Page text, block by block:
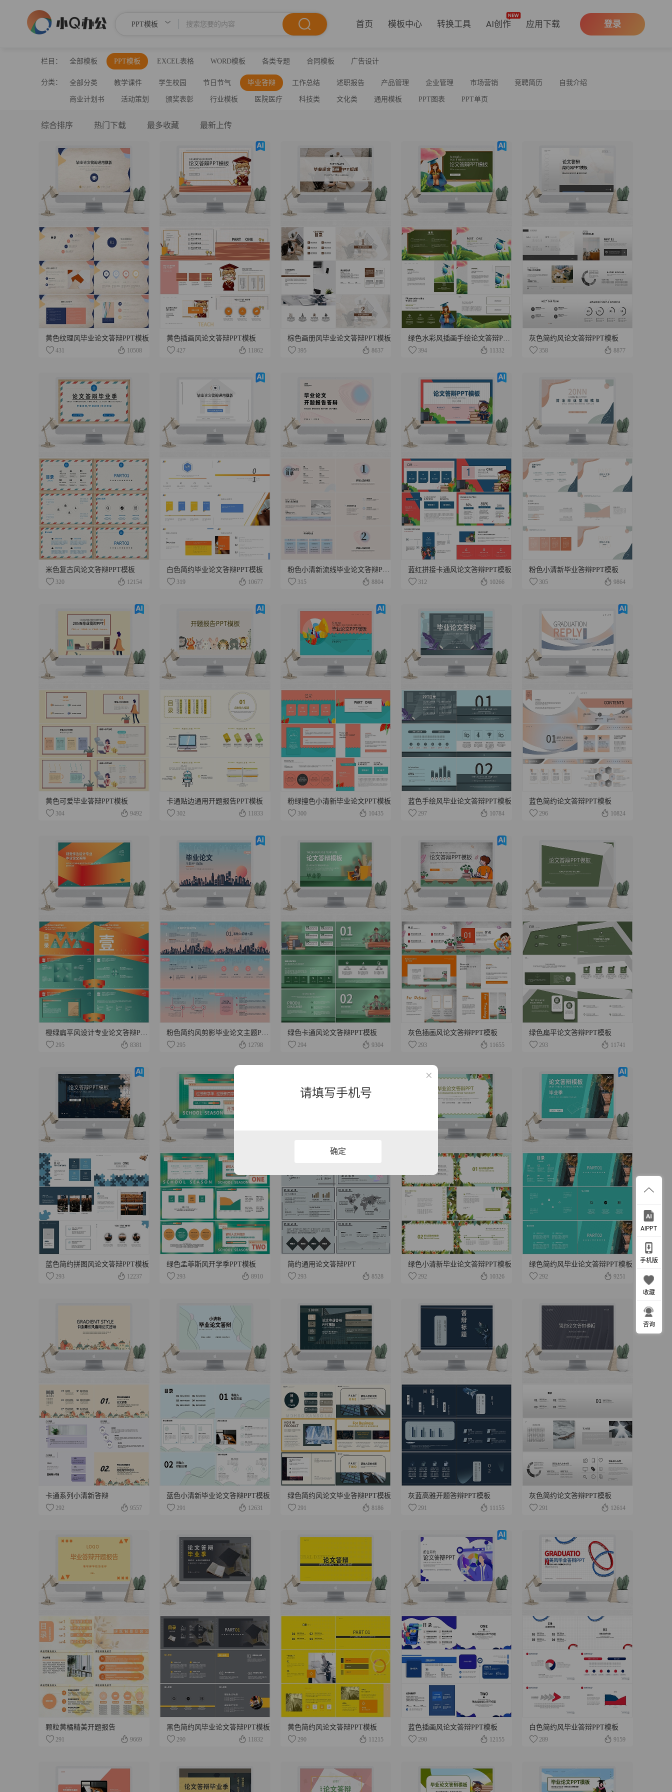
PPT模板 首页 模板中心 转换工具 AI创作 应用下载 登录
栏目： 全部模板 PPT模板 EXCEL表格 WORD模板 各类专题 合同模板 广告设计
分类： 全部分类 教学课件 学生校园 节日节气 毕业答辩 工作总结 述职报告 产品管理 企业管理 市场营销 竞聘简历 自我介绍
商业计划书 活动策划 颁奖表彰 行业模板 医院医疗 科技类 文化类 通用模板 PPT图表 PPT单页
综合排序 热门下载 最多收藏 最新上传
黄色纹理风毕业论文答辩PPT模板
431 10508
黄色插画风论文答辩PPT模板
427 11862
棕色画册风毕业论文答辩PPT模板
395 8637 394 11332
灰色简约风论文答辩PPT模板
358 8877
米色复古风论文答辩PPT模板
320 12154
白色简约毕业论文答辩PPT模板
319 10677 315 8804
蓝红拼接卡通风论文答辩PPT模板
312 10266
粉色小清新毕业答辩PPT模板
305 9864
黄色可爱毕业答辩PPT模板
304 9492
卡通贴边通用开题报告PPT模板
302 11833
粉绿撞色小清新毕业论文PPT模板
300 10435
蓝色手绘风毕业论文答辩PPT模板
297 10784
蓝色简约论文答辩PPT模板
296 10824
295 8381 295 12798
绿色卡通风论文答辩PPT模板
294 9304
灰色插画风论文答辩PPT模板
293 11655
绿色扁平论文答辩PPT模板
293 11741
蓝色简约拼图风论文答辩PPT模板
293 12237
绿色孟菲斯风开学季PPT模板
293 8910
简约通用论文答辩PPT
293 8528
绿色小清新毕业论文答辩PPT模板
292 10326
绿色简约风毕业论文答辩PPT模板
292 9251
卡通系列小清新答辩
292 9557
蓝色小清新毕业论文答辩PPT模板
291 12631
绿色简约风论文毕业答辩PPT模板
291 8186
灰蓝高雅开题答辩PPT模板
291 11155
灰色简约论文答辩PPT模板
291 12614
颗粒黄橘精美开题报告
291 9669
黑色简约风毕业论文答辩PPT模板
290 11832
黄色简约风论文答辩PPT模板
290 11215
蓝色插画风论文答辩PPT模板
290 12155
白色简约风毕业答辩PPT模板
289 9159
AIPPT
手机版
收藏
咨询
请填写手机号
确定